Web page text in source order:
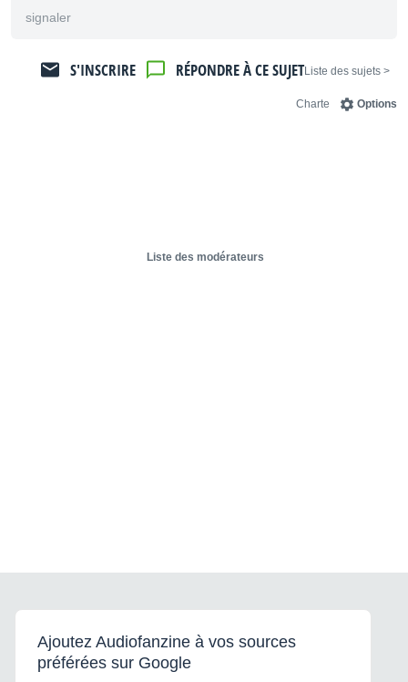
signaler
< Liste des sujets
RÉPONDRE À CE SUJET
S'INSCRIRE
Options
Charte
Liste des modérateurs
Ajoutez Audiofanzine à vos sources
préférées sur Google